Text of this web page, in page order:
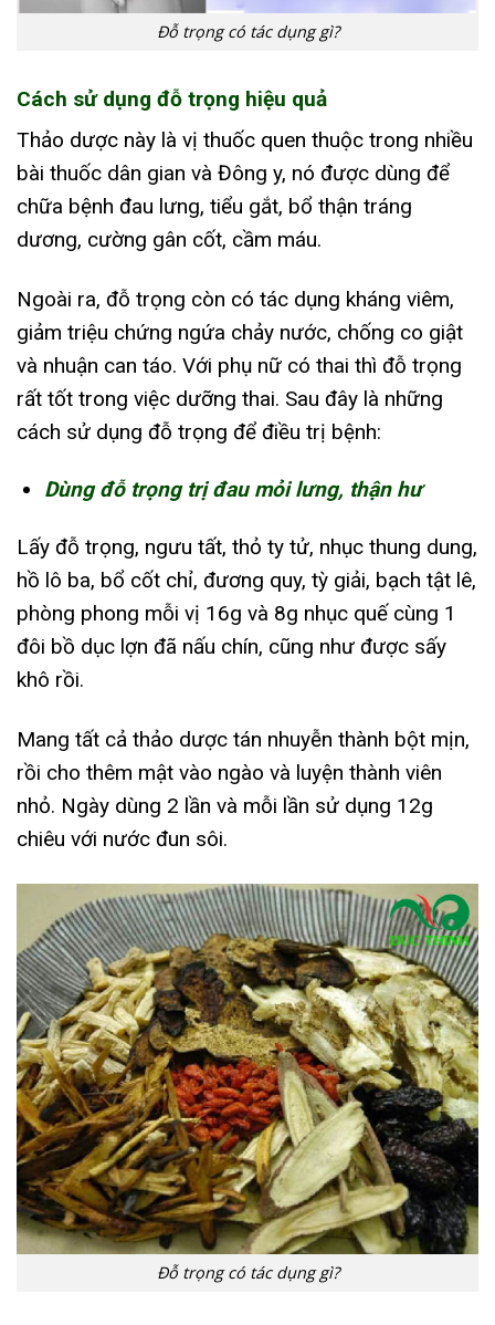
Đỗ trọng có tác dụng gì?
Cách sử dụng đỗ trọng hiệu quả
Thảo dược này là vị thuốc quen thuộc trong nhiều
bài thuốc dân gian và Đông y, nó được dùng để
chữa bệnh đau lưng, tiểu gắt, bổ thận tráng
dương, cường gân cốt, cầm máu.
Ngoài ra, đỗ trọng còn có tác dụng kháng viêm,
giảm triệu chứng ngứa chảy nước, chống co giật
và nhuận can táo. Với phụ nữ có thai thì đỗ trọng
rất tốt trong việc dưỡng thai. Sau đây là những
cách sử dụng đỗ trọng để điều trị bệnh:
Dùng đỗ trọng trị đau mỏi lưng, thận hư
Lấy đỗ trọng, ngưu tất, thỏ ty tử, nhục thung dung,
hồ lô ba, bổ cốt chỉ, đương quy, tỳ giải, bạch tật lê,
phòng phong mỗi vị 16g và 8g nhục quế cùng 1
đôi bồ dục lợn đã nấu chín, cũng như được sấy
khô rồi.
Mang tất cả thảo dược tán nhuyễn thành bột mịn,
rồi cho thêm mật vào ngào và luyện thành viên
nhỏ. Ngày dùng 2 lần và mỗi lần sử dụng 12g
chiêu với nước đun sôi.
Đỗ trọng có tác dụng gì?